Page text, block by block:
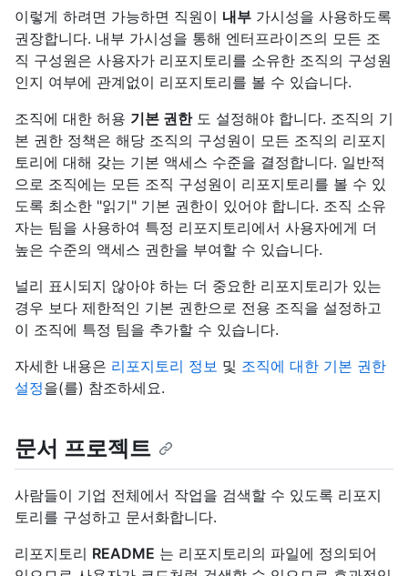
이렇게 하려면 가능하면 직원이 내부 가시성을 사용하도록
권장합니다. 내부 가시성을 통해 엔터프라이즈의 모든 조
직 구성원은 사용자가 리포지토리를 소유한 조직의 구성원
인지 여부에 관계없이 리포지토리를 볼 수 있습니다.
조직에 대한 허용 기본 권한도 설정해야 합니다. 조직의 기
본 권한 정책은 해당 조직의 구성원이 모든 조직의 리포지
토리에 대해 갖는 기본 액세스 수준을 결정합니다. 일반적
으로 조직에는 모든 조직 구성원이 리포지토리를 볼 수 있
도록 최소한 "읽기" 기본 권한이 있어야 합니다. 조직 소유
자는 팀을 사용하여 특정 리포지토리에서 사용자에게 더
높은 수준의 액세스 권한을 부여할 수 있습니다.
널리 표시되지 않아야 하는 더 중요한 리포지토리가 있는
경우 보다 제한적인 기본 권한으로 전용 조직을 설정하고
이 조직에 특정 팀을 추가할 수 있습니다.
자세한 내용은 리포지토리 정보 및 조직에 대한 기본 권한
설정을(를) 참조하세요.
문서 프로젝트
사람들이 기업 전체에서 작업을 검색할 수 있도록 리포지
토리를 구성하고 문서화합니다.
리포지토리 README 는 리포지토리의 파일에 정의되어